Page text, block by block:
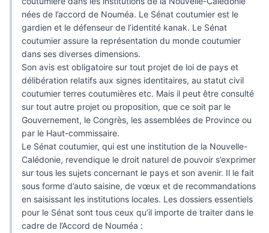
nées de l’accord de Nouméa. Le Sénat coutumier est le
gardien et le défenseur de l’identité kanak. Le Sénat
coutumier assure la représentation du monde coutumier
dans ses diverses dimensions.
Son avis est obligatoire sur tout projet de loi de pays et
délibération relatifs aux signes identitaires, au statut civil
coutumier terres coutumières etc. Mais il peut être consulté
sur tout autre projet ou proposition, que ce soit par le
Gouvernement, le Congrès, les assemblées de Province ou
par le Haut-commissaire.
Le Sénat coutumier, qui est une institution de la Nouvelle-
Calédonie, revendique le droit naturel de pouvoir s’exprimer
sur tous les sujets concernant le pays et son avenir. Il le fait
sous forme d’auto saisine, de vœux et de recommandations
en saisissant les institutions locales. Les dossiers essentiels
pour le Sénat sont tous ceux qu’il importe de traiter dans le
cadre de l’Accord de Nouméa :